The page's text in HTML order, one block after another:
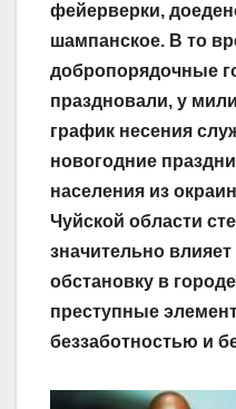
фейерверки,
шампанское. В то
добропорядочные
праздновали, у
график несения
новогодние
населения из
Чуйской области
значительно
обстановку в
преступные
беззаботностью и